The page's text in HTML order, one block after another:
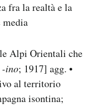
fra la realtà e la
media
Alpi Orientali che
-ino; 1917] agg. •
al territorio
isontina;